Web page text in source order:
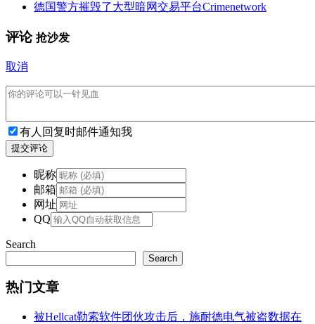
德国警方摧毁了大型暗网交易平台Crimenetwork
评论 抢沙发
取消
有人回复时邮件通知我
提交评论
昵称
邮箱
网址
QQ
Search
Search
热门文章
被Hellcat勒索软件团伙攻击后，施耐德电气被盗数据在